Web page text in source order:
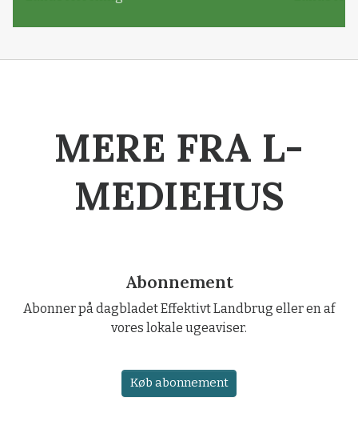
MERE FRA L-
MEDIEHUS
Abonnement
Abonner på dagbladet Effektivt Landbrug eller en af
vores lokale ugeaviser.
Køb abonnement